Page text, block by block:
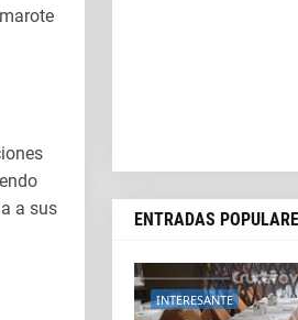
a sus
ENTRADAS
INTERESANTE